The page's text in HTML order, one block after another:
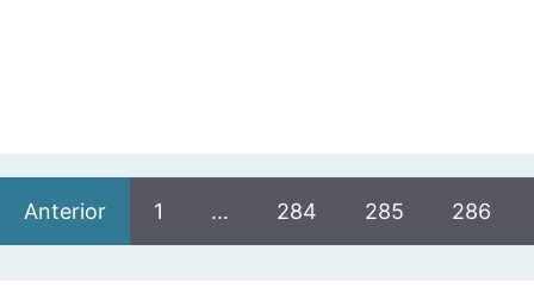
Anterior 1 … 284 285 286